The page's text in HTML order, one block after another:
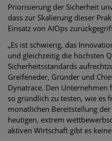
Priorisierung der Sicherheit
dass zur Skalierung dieser
Einsatz von AIOps
„Es ist schwierig, das
und gleichzeitig die höchsten
Sicherheitsstandards
Greifeneder, Gründer und
Dynatrace. Den Unternehmen
so gründlich zu testen, wie es
monatlichen Bereitstellung
heutigen, extrem
aktiven Wirtschaft gibt es